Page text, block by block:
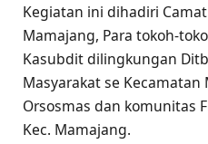
Kegiatan ini dihadiri
Mamajang, Para tokoh-
Kasubdit dilingkungan
Masyarakat se Kecamatan
Orsosmas dan komunitas
Kec. Mamajang.